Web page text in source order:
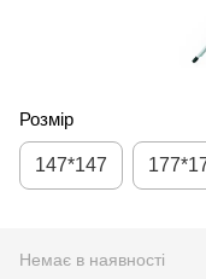
Розмір
147*147
Немає в наявності